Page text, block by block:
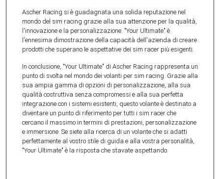
Ascher Racing si è guadagnata una solida reputazione nel
mondo del sim racing grazie alla sua attenzione per la qualità,
l'innovazione e la personalizzazione. "Your Ultimate" è
l'ennesima dimostrazione della capacità dell'azienda di creare
prodotti che superano le aspettative dei sim racer più esigenti.
In conclusione, "Your Ultimate" di Ascher Racing rappresenta un
punto di svolta nel mondo dei volanti per sim racing. Grazie alla
sua ampia gamma di opzioni di personalizzazione, alla sua
qualità costruttiva senza compromessi e alla sua perfetta
integrazione con i sistemi esistenti, questo volante è destinato a
diventare un punto di riferimento per tutti i sim racer che
cercano il massimo in termini di prestazioni, personalizzazione
e immersione. Se siete alla ricerca di un volante che si adatti
perfettamente al vostro stile di guida e alla vostra personalità,
"Your Ultimate" è la risposta che stavate aspettando.